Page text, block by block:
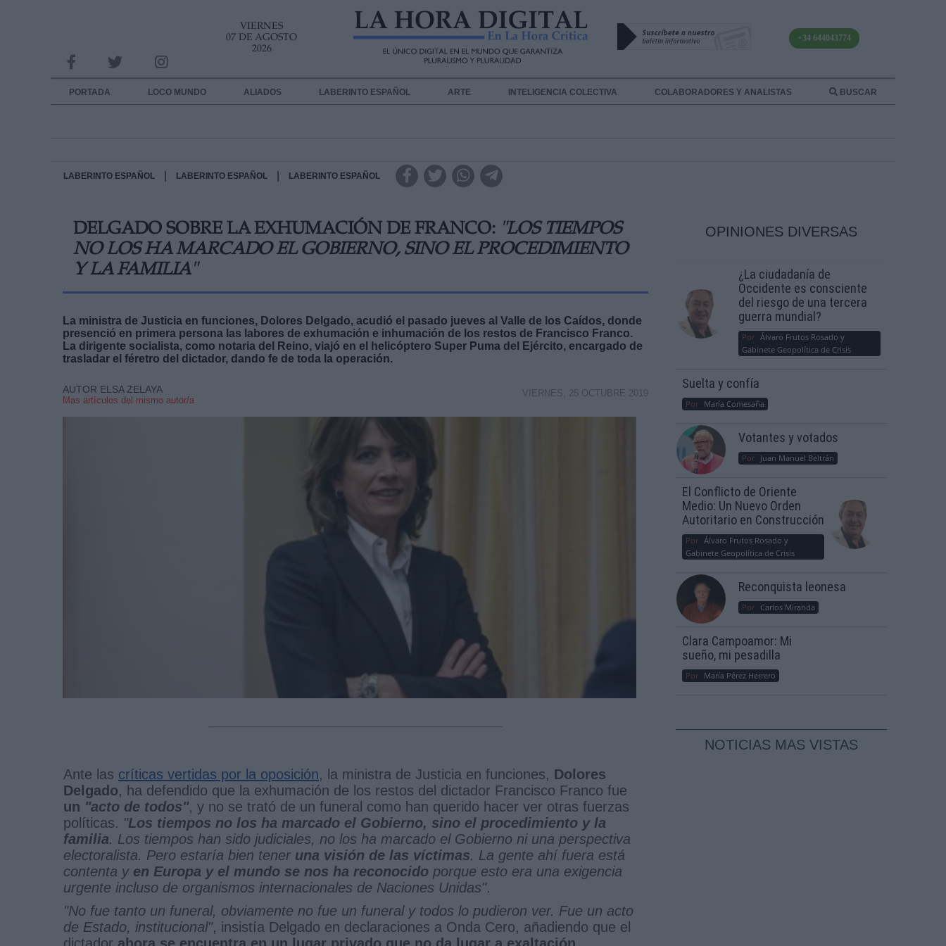
VIERNES
07 DE AGOSTO
2026
+34 644043774
PORTADA LOCO MUNDO ALIADOS LABERINTO ESPAÑOL ARTE INTELIGENCIA COLECTIVA COLABORADORES Y ANALISTAS BUSCAR
LABERINTO ESPAÑOL LABERINTO ESPAÑOL LABERINTO ESPAÑOL
DELGADO SOBRE LA EXHUMACIÓN DE FRANCO: "LOS TIEMPOS
NO LOS HA MARCADO EL GOBIERNO, SINO EL PROCEDIMIENTO
Y LA FAMILIA"
La ministra de Justicia en funciones, Dolores Delgado, acudió el pasado jueves al Valle de los Caídos, donde
presenció en primera persona las labores de exhumación e inhumación de los restos de Francisco Franco.
La dirigente socialista, como notaria del Reino, viajó en el helicóptero Super Puma del Ejército, encargado de
trasladar el féretro del dictador, dando fe de toda la operación.
AUTOR ELSA ZELAYA
Mas artículos del mismo autor/a
VIERNES, 25 OCTUBRE 2019
Ante las críticas vertidas por la oposición, la ministra de Justicia en funciones, Dolores
Delgado, ha defendido que la exhumación de los restos del dictador Francisco Franco fue
un "acto de todos", y no se trató de un funeral como han querido hacer ver otras fuerzas
políticas. "Los tiempos no los ha marcado el Gobierno, sino el procedimiento y la
familia. Los tiempos han sido judiciales, no los ha marcado el Gobierno ni una perspectiva
electoralista. Pero estaría bien tener una visión de las víctimas. La gente ahí fuera está
contenta y en Europa y el mundo se nos ha reconocido porque esto era una exigencia
urgente incluso de organismos internacionales de Naciones Unidas".
"No fue tanto un funeral, obviamente no fue un funeral y todos lo pudieron ver. Fue un acto
de Estado, institucional", insistía Delgado en declaraciones a Onda Cero, añadiendo que el
dictador ahora se encuentra en un lugar privado que no da lugar a exaltación.
OPINIONES DIVERSAS
¿La ciudadanía de
Occidente es consciente
del riesgo de una tercera
guerra mundial?
Por Álvaro Frutos Rosado y
Gabinete Geopolítica de Crisis
Suelta y confía
Por María Comesaña
Votantes y votados
Por Juan Manuel Beltrán
El Conflicto de Oriente
Medio: Un Nuevo Orden
Autoritario en Construcción
Por Álvaro Frutos Rosado y
Gabinete Geopolítica de Crisis
Reconquista leonesa
Por Carlos Miranda
Clara Campoamor: Mi
sueño, mi pesadilla
Por María Pérez Herrero
NOTICIAS MAS VISTAS
INFORMACION SOBRE LA PROTECCIÓN DE TUS DATOS
Responsable:
Destinatarios:
link
Información adicional
link